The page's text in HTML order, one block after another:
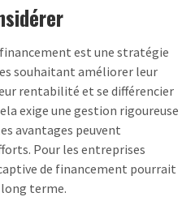
est une stratégie
souhaitant améliorer leur
rentabilité et se différencier
exige une gestion rigoureuse
avantages peuvent
Pour les entreprises
de financement pourrait
long terme.